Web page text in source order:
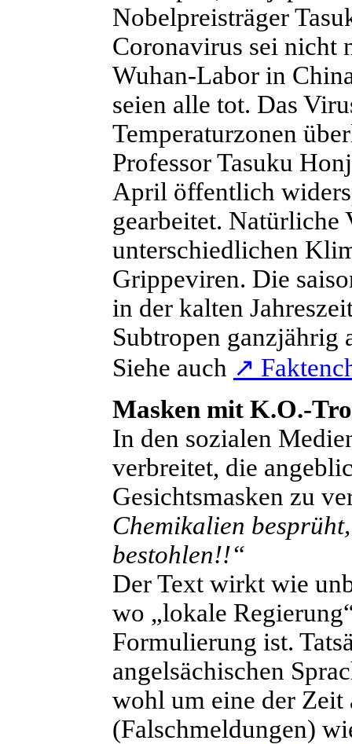
Nobelpreisträger
Coronavirus sei nicht
Wuhan-Labor in
seien alle tot. Das
Temperaturzonen
Professor Tasuku
April öffentlich
gearbeitet.
unterschiedlichen
Grippeviren. Die
in der kalten
Subtropen ganzjährig
Siehe auch ↗
Masken mit K.O.-
In den sozialen
verbreitet, die
Gesichtsmasken zu
Chemikalien
bestohlen!!“
Der Text wirkt wie
wo „lokale
Formulierung ist.
angelsächischen
wohl um eine der Zeit
(Falschmeldungen)